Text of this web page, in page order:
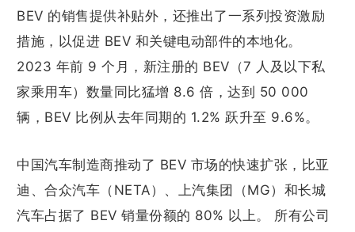
BEV 的销售提供补贴外，还推出了一系列投资激励
措施，以促进 BEV 和关键电动部件的本地化。
2023 年前 9 个月，新注册的 BEV（7 人及以下私
家乘用车）数量同比猛增 8.6 倍，达到 50 000
辆，BEV 比例从去年同期的 1.2% 跃升至 9.6%。
中国汽车制造商推动了 BEV 市场的快速扩张，比亚
迪、合众汽车（NETA）、上汽集团（MG）和长城
汽车占据了 BEV 销量份额的 80% 以上。 所有公司